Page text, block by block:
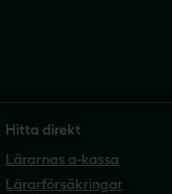
Hitta direkt
Lärarnas a-kassa
Lärarförsäkringar